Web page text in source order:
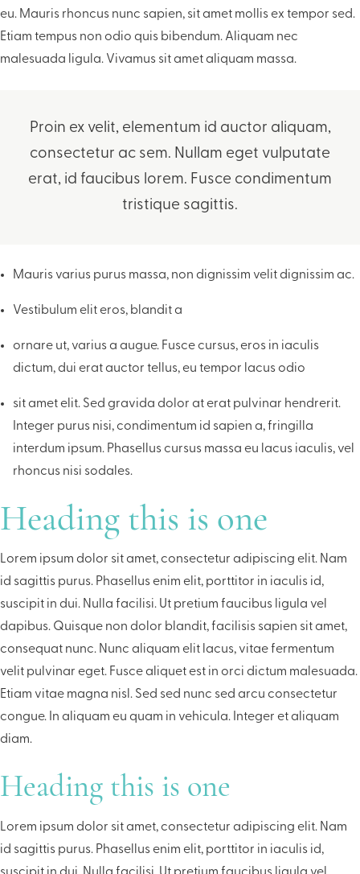
eu. Mauris rhoncus nunc sapien, sit amet mollis ex tempor sed.
Etiam tempus non odio quis bibendum. Aliquam nec
malesuada ligula. Vivamus sit amet aliquam massa.
Proin ex velit, elementum id auctor aliquam,
consectetur ac sem. Nullam eget vulputate
erat, id faucibus lorem. Fusce condimentum
tristique sagittis.
Mauris varius purus massa, non dignissim velit dignissim ac.
Vestibulum elit eros, blandit a
ornare ut, varius a augue. Fusce cursus, eros in iaculis
dictum, dui erat auctor tellus, eu tempor lacus odio
sit amet elit. Sed gravida dolor at erat pulvinar hendrerit.
Integer purus nisi, condimentum id sapien a, fringilla
interdum ipsum. Phasellus cursus massa eu lacus iaculis, vel
rhoncus nisi sodales.
Heading this is one
Lorem ipsum dolor sit amet, consectetur adipiscing elit. Nam
id sagittis purus. Phasellus enim elit, porttitor in iaculis id,
suscipit in dui. Nulla facilisi. Ut pretium faucibus ligula vel
dapibus. Quisque non dolor blandit, facilisis sapien sit amet,
consequat nunc. Nunc aliquam elit lacus, vitae fermentum
velit pulvinar eget. Fusce aliquet est in orci dictum malesuada.
Etiam vitae magna nisl. Sed sed nunc sed arcu consectetur
congue. In aliquam eu quam in vehicula. Integer et aliquam
diam.
Heading this is one
Lorem ipsum dolor sit amet, consectetur adipiscing elit. Nam
id sagittis purus. Phasellus enim elit, porttitor in iaculis id,